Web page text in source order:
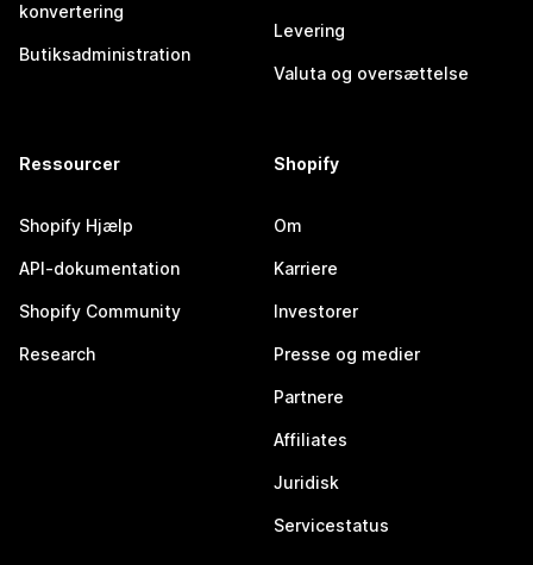
konvertering
Butiksadministration
Levering
Valuta og oversættelse
Ressourcer
Shopify Hjælp
API-dokumentation
Shopify Community
Research
Shopify
Om
Karriere
Investorer
Presse og medier
Partnere
Affiliates
Juridisk
Servicestatus